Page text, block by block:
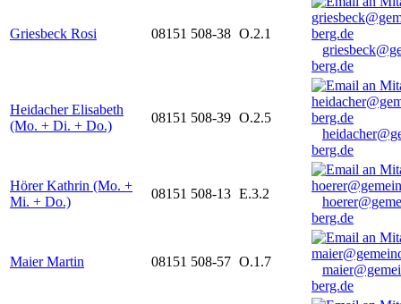
Griesbeck Rosi 08151 508-38 O.2.1
berg.de
Heidacher Elisabeth
(Mo. + Di. + Do.)
08151 508-39 O.2.5
berg.de
Hörer Kathrin (Mo. +
Mi. + Do.)
08151 508-13 E.3.2
berg.de
Maier Martin 08151 508-57 O.1.7
berg.de